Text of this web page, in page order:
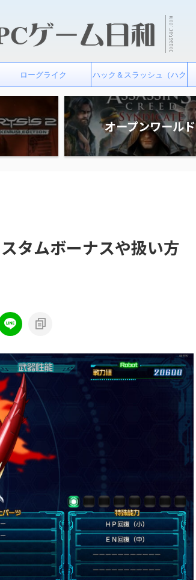
ローグライク ハック＆スラッシュ（ハク
スラ）
オープンワールド
タムボーナスや扱い方